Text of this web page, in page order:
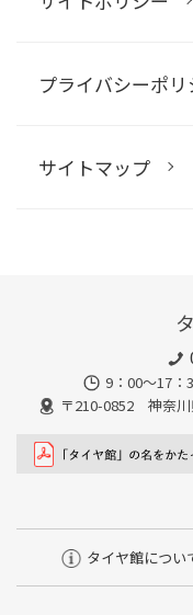
プライバシーポリ
サイトマップ
9：00～17
〒210-0852 神奈川
タイヤ館につい